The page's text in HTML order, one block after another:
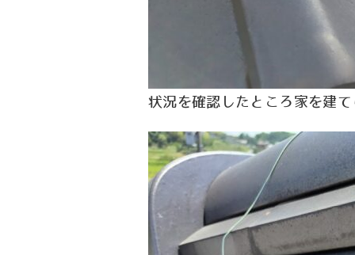
状況を確認したところ家を建